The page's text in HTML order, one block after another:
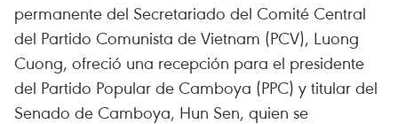
permanente del Secretariado del Comité Central
del Partido Comunista de Vietnam (PCV), Luong
Cuong, ofreció una recepción para el presidente
del Partido Popular de Camboya (PPC) y titular del
Senado de Camboya, Hun Sen, quien se